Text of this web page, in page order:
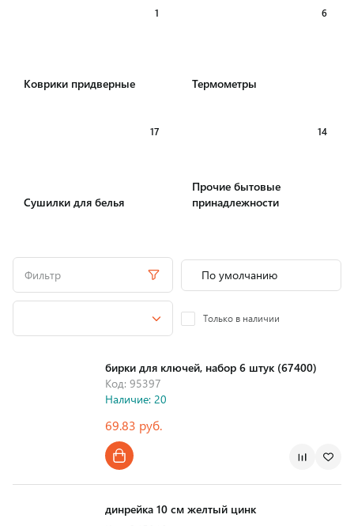
Коврики придверные
1
Термометры
6
Сушилки для белья
17
Прочие бытовые
принадлежности
14
Фильтр
Только в наличии
бирки для ключей, набор 6 штук (67400)
Код: 95397
Наличие: 20
69.83 руб.
динрейка 10 см желтый цинк